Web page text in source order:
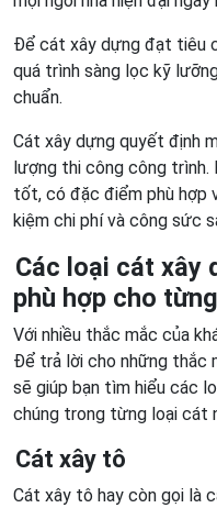
Để cát xây dựng đạt tiêu
quá trình sàng lọc kỹ
chuẩn.
Cát xây dựng quyết định
lượng thi công công trình.
tốt, có đặc điểm phù hợp
kiệm chi phí và công sức
Các loại cát
phù hợp cho
Với nhiều thắc mắc của
Để trả lời cho những thắc
sẽ giúp bạn tìm hiểu các
chúng trong từng loại cát
Cát xây tô
Cát xây tô hay còn gọi là